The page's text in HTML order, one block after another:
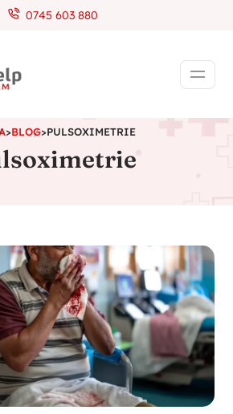
0745 603 880
>BLOG>PULSOXIMETRIE